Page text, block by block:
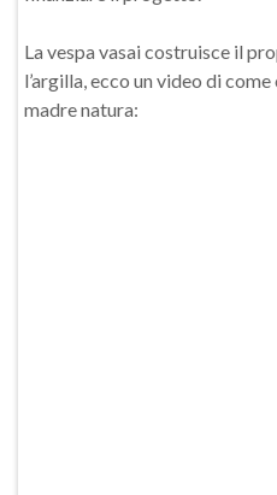
La vespa vasai costruisce il
l’argilla, ecco un video di
madre natura: